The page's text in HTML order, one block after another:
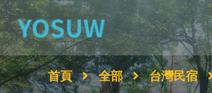
首頁 全部 台灣民宿